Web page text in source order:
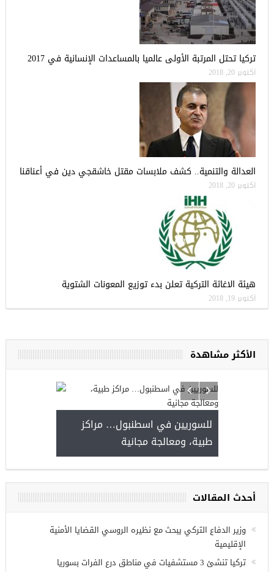
تركيا تحتل المرتبة الأولى عالميا بالمساعدات الإنسانية في 2017
أكتوبر 20, 2018
العدالة والتنمية.. كشف ملابسات مقتل خاشقجي دين في أعناقنا
أكتوبر 20, 2018
هيئة الاغاثة التركية تعلن بدء توزيع المعونات الشتوية
أكتوبر 19, 2018
الأكثر مشاهدة
للسوريين في اسطنبول… مراكز
طبية، ومعالجة مجانية
في
أحدث المقالات
وزير الدفاع التركي يبحث مع نظيره الروسي القضايا الأمنية
الإقليمية
تركيا تنشئ 3 مستشفيات في مناطق درع الفرات بسوريا